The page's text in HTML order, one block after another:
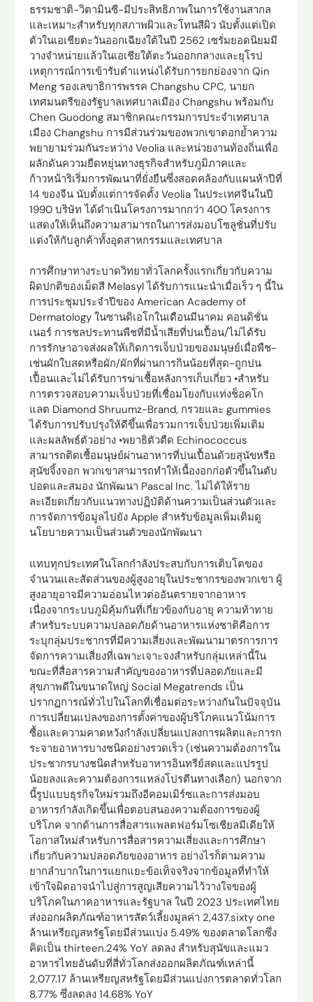
ธรรมชาติ-วิตามินซี-มีประสิทธิภาพในการใช้งานสากล
และเหมาะสำหรับทุกสภาพผิวและโทนสีผิว นับตั้งแต่เปิด
ตัวในเอเชียตะวันออกเฉียงใต้ในปี 2562 เซรั่มยอดนิยมมี
วางจำหน่ายแล้วในเอเชียใต้ตะวันออกกลางและยุโรป
เหตุการณ์การเข้ารับตำแหน่งได้รับการยกย่องจาก Qin
Meng รองเลขาธิการพรรค Changshu CPC, นายก
เทศมนตรีของรัฐบาลเทศบาลเมือง Changshu พร้อมกับ
Chen Guodong สมาชิกคณะกรรมการประจำเทศบาล
เมือง Changshu การมีส่วนร่วมของพวกเขาตอกย้ำความ
พยายามร่วมกันระหว่าง Veolia และหน่วยงานท้องถิ่นเพื่อ
ผลักดันความยืดหยุ่นทางธุรกิจสำหรับภูมิภาคและ
ก้าวหน้าริเริ่มการพัฒนาที่ยั่งยืนซึ่งสอดคล้องกับแผนห้าปีที่
14 ของจีน นับตั้งแต่การจัดตั้ง Veolia ในประเทศจีนในปี
1990 บริษัท ได้ดำเนินโครงการมากกว่า 400 โครงการ
แสดงให้เห็นถึงความสามารถในการส่งมอบโซลูชั่นที่ปรับ
แต่งให้กับลูกค้าทั้งอุตสาหกรรมและเทศบาล
การศึกษาทางระบาดวิทยาทั่วโลกครั้งแรกเกี่ยวกับความ
ผิดปกติของเม็ดสี Melasyl ได้รับการแนะนำเมื่อเร็ว ๆ นี้ใน
การประชุมประจำปีของ American Academy of
Dermatology ในซานดิเอโกในเดือนมีนาคม คอนดิชั่น
เนอร์ การชลประทานพืชที่มีน้ำเสียที่ปนเปื้อน/ไม่ได้รับ
การรักษาอาจส่งผลให้เกิดการเจ็บป่วยของมนุษย์เมื่อพืช-
เช่นผักใบสดหรือผัก/ผักที่ผ่านการกินน้อยที่สุด-ถูกปน
เปื้อนและไม่ได้รับการฆ่าเชื้อหลังการเก็บเกี่ยว •สำหรับ
การตรวจสอบความเจ็บป่วยที่เชื่อมโยงกับแท่งช็อคโก
แลต Diamond Shruumz-Brand, กรวยและ gummies
ได้รับการปรับปรุงให้ดีขึ้นเพื่อรวมการเจ็บป่วยเพิ่มเติม
และผลลัพธ์ตัวอย่าง •พยาธิตัวตืด Echinococcus
สามารถติดเชื้อมนุษย์ผ่านอาหารที่ปนเปื้อนด้วยสุนัขหรือ
สุนัขจิ้งจอก พวกเขาสามารถทำให้เนื้องอกก่อตัวขึ้นในตับ
ปอดและสมอง นักพัฒนา Pascal Inc. ไม่ได้ให้ราย
ละเอียดเกี่ยวกับแนวทางปฏิบัติด้านความเป็นส่วนตัวและ
การจัดการข้อมูลไปยัง Apple สำหรับข้อมูลเพิ่มเติมดู
นโยบายความเป็นส่วนตัวของนักพัฒนา
แทบทุกประเทศในโลกกำลังประสบกับการเติบโตของ
จำนวนและสัดส่วนของผู้สูงอายุในประชากรของพวกเขา ผู้
สูงอายุอาจมีความอ่อนไหวต่ออันตรายจากอาหาร
เนื่องจากระบบภูมิคุ้มกันที่เกี่ยวข้องกับอายุ ความท้าทาย
สำหรับระบบความปลอดภัยด้านอาหารแห่งชาติคือการ
ระบุกลุ่มประชากรที่มีความเสี่ยงและพัฒนามาตรการการ
จัดการความเสี่ยงที่เฉพาะเจาะจงสำหรับกลุ่มเหล่านี้ใน
ขณะที่สื่อสารความสำคัญของอาหารที่ปลอดภัยและมี
สุขภาพดีในขนาดใหญ่ Social Megatrends เป็น
ปรากฏการณ์ทั่วไปในโลกที่เชื่อมต่อระหว่างกันในปัจจุบัน
การเปลี่ยนแปลงของการตั้งค่าของผู้บริโภคแนวโน้มการ
ซื้อและความคาดหวังกำลังเปลี่ยนแปลงการผลิตและการก
ระจายอาหารบางชนิดอย่างรวดเร็ว (เช่นความต้องการใน
ประชากรบางชนิดสำหรับอาหารอินทรีย์สดและแปรรูป
น้อยลงและความต้องการแหล่งโปรตีนทางเลือก) นอกจาก
นี้รูปแบบธุรกิจใหม่รวมถึงอีคอมเมิร์ซและการส่งมอบ
อาหารกำลังเกิดขึ้นเพื่อตอบสนองความต้องการของผู้
บริโภค จากด้านการสื่อสารแพลตฟอร์มโซเชียลมีเดียให้
โอกาสใหม่สำหรับการสื่อสารความเสี่ยงและการศึกษา
เกี่ยวกับความปลอดภัยของอาหาร อย่างไรก็ตามความ
ยากลำบากในการแยกแยะข้อเท็จจริงจากข้อมูลที่ทำให้
เข้าใจผิดอาจนำไปสู่การสูญเสียความไว้วางใจของผู้
บริโภคในภาคอาหารและรัฐบาล ในปี 2023 ประเทศไทย
ส่งออกผลิตภัณฑ์อาหารสัตว์เลี้ยงมูลค่า 2,437.sixty one
ล้านเหรียญสหรัฐโดยมีส่วนแบ่ง 5.49% ของตลาดโลกซึ่ง
คิดเป็น thirteen.24% YoY ลดลง สำหรับสุนัขและแมว
อาหารไทยอันดับที่สี่ทั่วโลกส่งออกผลิตภัณฑ์เหล่านี้
2,077.17 ล้านเหรียญสหรัฐโดยมีส่วนแบ่งการตลาดทั่วโลก
8.77% ซึ่งลดลง 14.68% YoY